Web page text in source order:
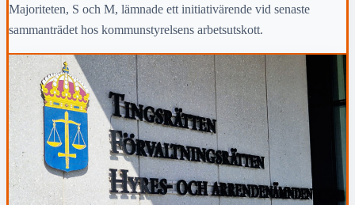
Majoriteten, S och M, lämnade ett initiativärende vid senaste
sammanträdet hos kommunstyrelsens arbetsutskott.